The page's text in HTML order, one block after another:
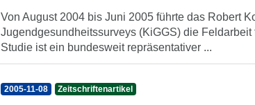
Von August 2004 bis Juni 2005 führte das Robert
Jugendgesundheitssurveys (KiGGS) die
Studie ist ein bundesweit repräsentativer ...
2005-11-08 Zeitschriftenartikel